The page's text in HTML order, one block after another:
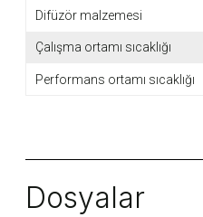
Difüzör malzemesi
Çalışma ortamı sıcaklığı
Performans ortamı sıcaklığı
Dosyalar